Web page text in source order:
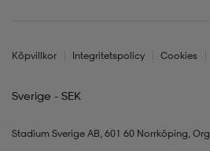
Köpvillkor Integritetspolicy Cookies
Sverige - SEK
Stadium Sverige AB, 601 60 Norrköping,